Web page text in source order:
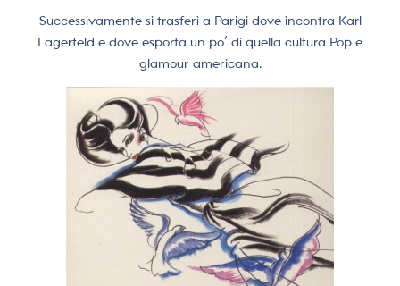
Successivamente si trasferì a Parigi dove incontra Karl
Lagerfeld e dove esporta un po’ di quella cultura Pop e
glamour americana.